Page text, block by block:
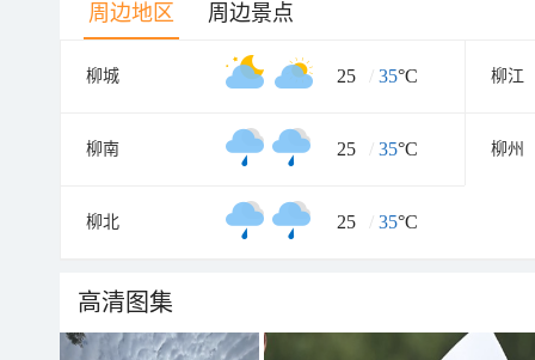
周边地区 周边景点
柳城 25 / 35°C 柳江
柳南 25 / 35°C 柳州
柳北 25 / 35°C
高清图集